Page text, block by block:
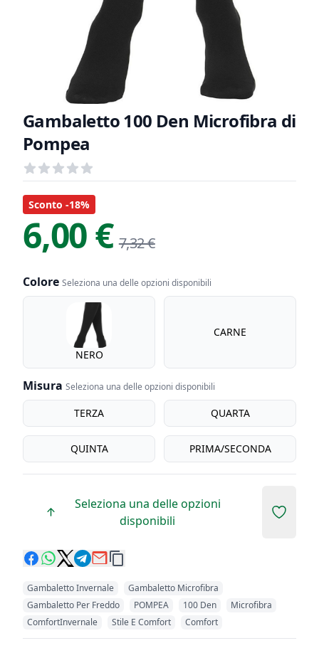
Gambaletto 100 Den Microfibra di
Pompea
Recensioni
out of 5 stars
Informazioni Prodotto
Descrizione riassuntiva
Sconto -18%
6,00 € 7,32 €
Colore Seleziona una delle opzioni disponibili
Colore
NERO
CARNE
Misura Seleziona una delle opzioni disponibili
Misura TERZA QUARTA
QUINTA PRIMA/SECONDA
Seleziona una delle opzioni
disponibili
Add to
Gambaletto Invernale
Gambaletto Microfibra
Gambaletto Per Freddo
POMPEA 100 Den
Microfibra
ComfortInvernale
Stile E Comfort Comfort